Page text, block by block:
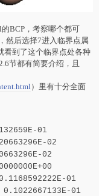
BCP，考察哪个都可
然后选择7进入临界点属
看到了这个临界点处各种
节都有简要介绍，且
）里有十分全面
01
02
02
01
01